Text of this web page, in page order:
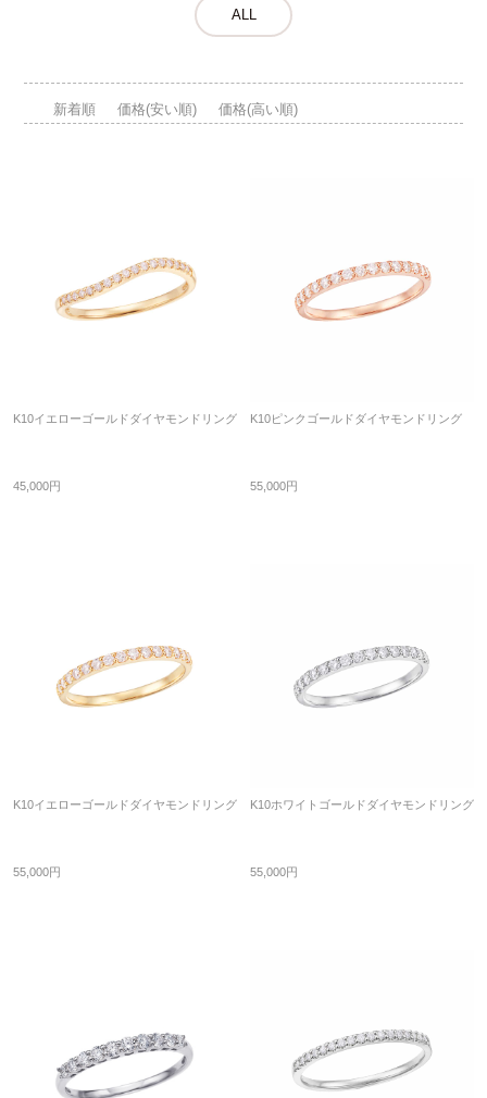
ALL
新着順 価格(安い順) 価格(高い順)
K10イエローゴールドダイヤモンドリング
45,000円
K10ピンクゴールドダイヤモンドリング
55,000円
K10イエローゴールドダイヤモンドリング
55,000円
K10ホワイトゴールドダイヤモンドリング
55,000円